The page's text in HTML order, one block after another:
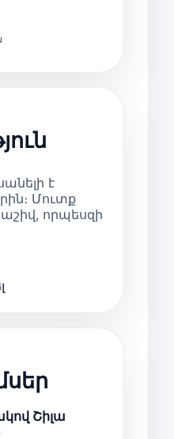
է
Մուտք
որպեսզի
Շիլա